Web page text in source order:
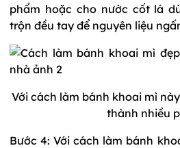
phẩm hoặc cho nước cốt lá
trộn đều tay để nguyên liệu
Với cách làm bánh khoai mì
thành nhiều
Bước 4: Với cách làm bánh